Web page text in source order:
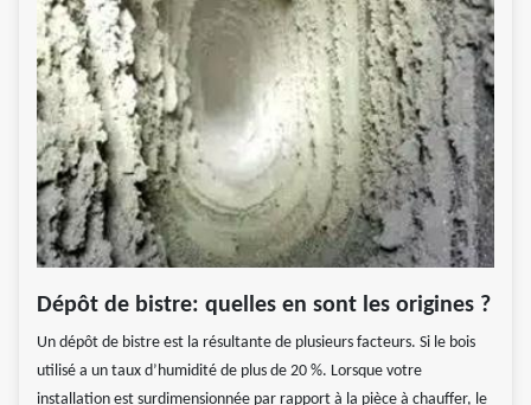
Dépôt de bistre: quelles en sont les origines ?
Un dépôt de bistre est la résultante de plusieurs facteurs. Si le bois
utilisé a un taux d’humidité de plus de 20 %. Lorsque votre
installation est surdimensionnée par rapport à la pièce à chauffer, le